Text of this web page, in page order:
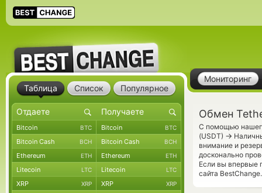
Мониторинг
Обмен
С помощью
(USDT) →
внимание и
досконально
Если вы впервые
сайта BestChange.
Таблица Список Популярное
Bitcoin BTC Bitcoin BTC
Bitcoin Cash BCH Bitcoin Cash BCH
Ethereum ETH Ethereum ETH
Litecoin LTC Litecoin LTC
XRP XRP XRP XRP